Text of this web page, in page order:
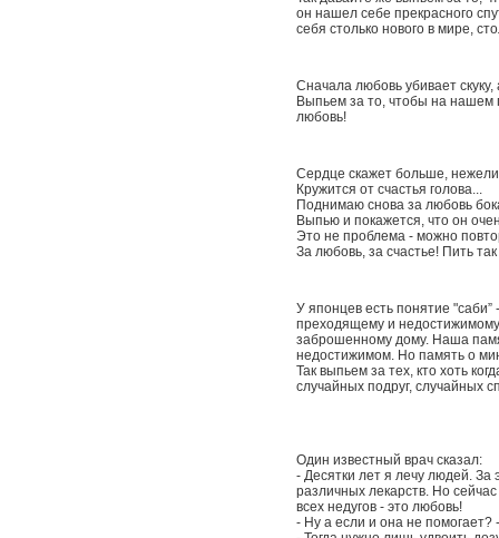
он нашел себе прекрасного
себя столько нового в мире,
Сначала любовь убивает
Выпьем за то, чтобы на нашем
любовь!
Сердце скажет больше,
Кружится от счастья голова...
Поднимаю снова за любовь
Выпью и покажется, что он
Это не проблема - можно
За любовь, за счастье! Пить так
У японцев есть понятие
преходящему и
заброшенному дому. Hаша
недостижимом. Hо память о
Так выпьем за тех, кто хоть
случайных подруг, случайных
Один известный врач сказал:
- Десятки лет я лечу людей.
различных лекарств. Но
всех недугов - это любовь!
- Ну а если и она не помогает?